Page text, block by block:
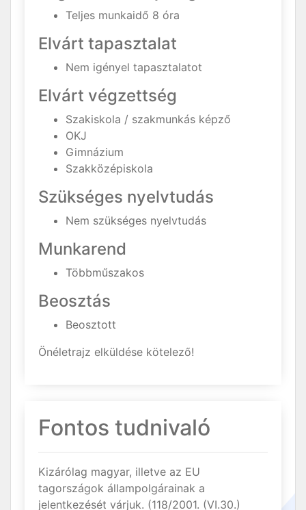
Teljes munkaidő 8 óra
Elvárt tapasztalat
Nem igényel tapasztalatot
Elvárt végzettség
Szakiskola / szakmunkás képző
OKJ
Gimnázium
Szakközépiskola
Szükséges nyelvtudás
Nem szükséges nyelvtudás
Munkarend
Többműszakos
Beosztás
Beosztott
Önéletrajz elküldése kötelező!
Fontos tudnivaló
Kizárólag magyar, illetve az EU
tagországok állampolgárainak a
jelentkezését várjuk. (118/2001. (VI.30.)